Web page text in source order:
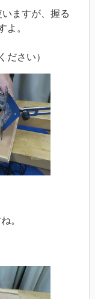
ますが、握る
よ。
ださい）
。